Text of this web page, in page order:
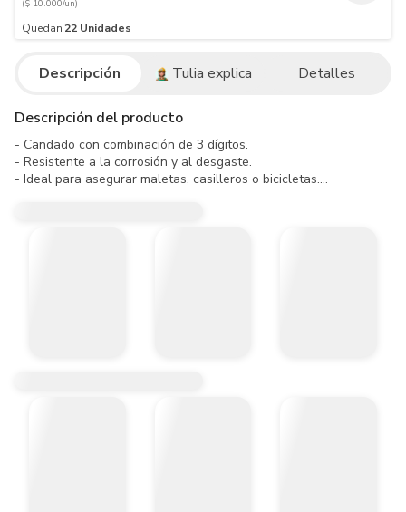
($ 10.000/un)
Quedan 22 Unidades
Descripción Tulia explica Detalles
Descripción del producto
- Candado con combinación de 3 dígitos.
- Resistente a la corrosión y al desgaste.
- Ideal para asegurar maletas, casilleros o bicicletas.